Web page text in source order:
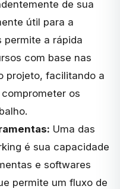
de sua
útil para a
permite a rápida
com base nas
projeto, facilitando a
os
Uma das
é sua capacidade
e softwares
permite um fluxo de